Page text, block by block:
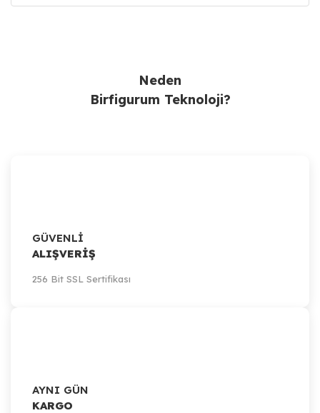
Neden
Birfigurum Teknoloji?
GÜVENLİ
ALIŞVERİŞ
256 Bit SSL Sertifikası
AYNI GÜN
KARGO